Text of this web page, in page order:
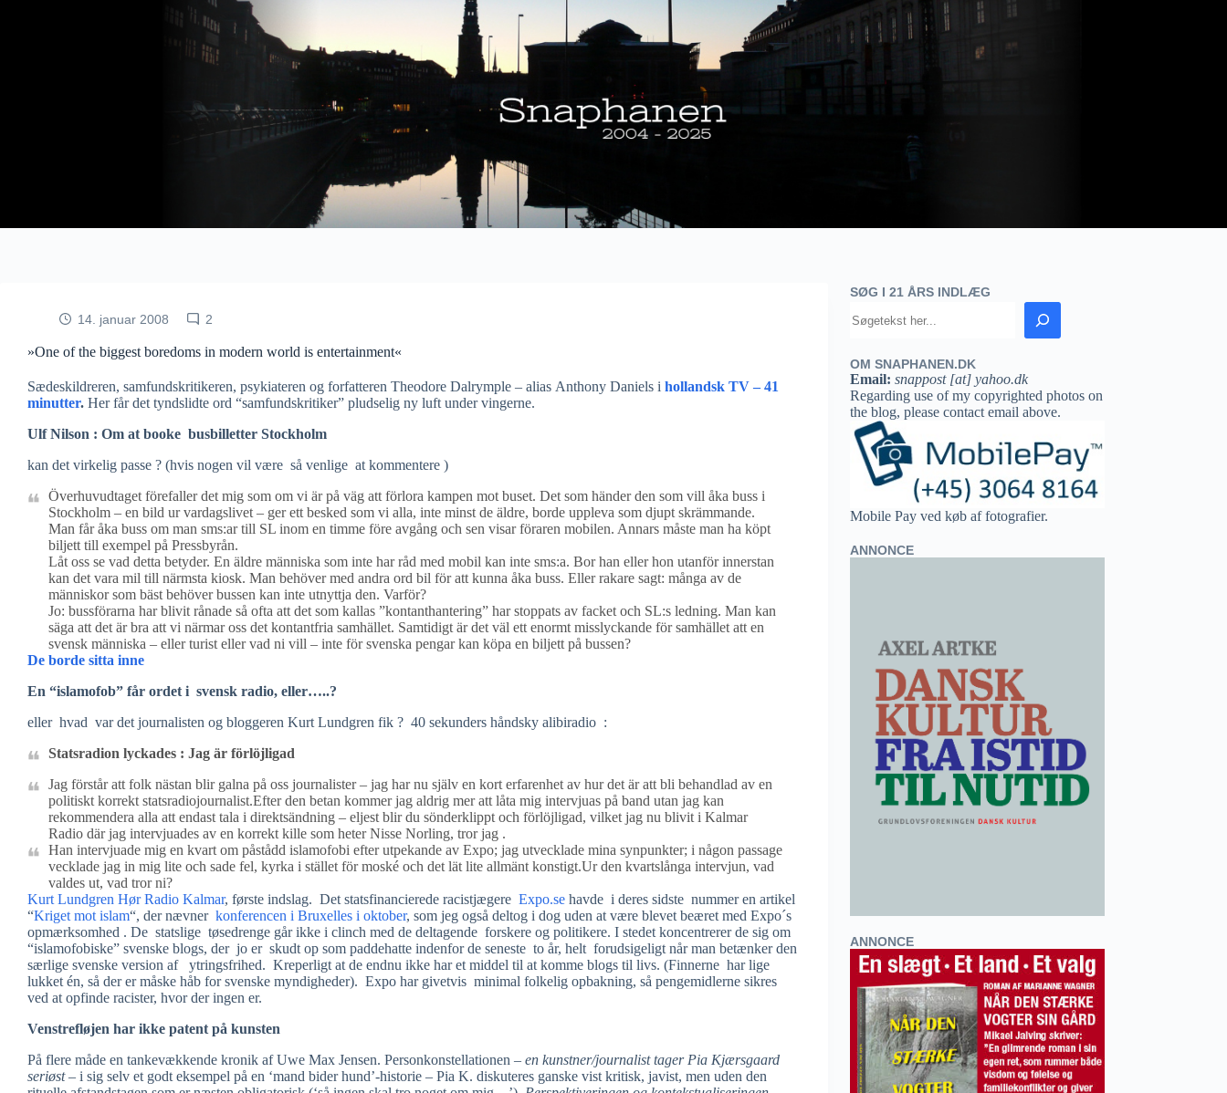
14. januar 2008 2
»One of the biggest boredoms in modern world is entertainment«
Sædeskildreren, samfundskritikeren, psykiateren og forfatteren Theodore Dalrymple – alias Anthony Daniels i hollandsk TV – 41
minutter. Her får det tyndslidte ord “samfundskritiker” pludselig ny luft under vingerne.
Ulf Nilson : Om at booke busbilletter Stockholm
kan det virkelig passe ? (hvis nogen vil være så venlige at kommentere )
Överhuvudtaget förefaller det mig som om vi är på väg att förlora kampen mot buset. Det som händer den som vill åka buss i
Stockholm – en bild ur vardagslivet – ger ett besked som vi alla, inte minst de äldre, borde uppleva som djupt skrämmande.
Man får åka buss om man sms:ar till SL inom en timme före avgång och sen visar föraren mobilen. Annars måste man ha köpt
biljett till exempel på Pressbyrån.
Låt oss se vad detta betyder. En äldre människa som inte har råd med mobil kan inte sms:a. Bor han eller hon utanför innerstan
kan det vara mil till närmsta kiosk. Man behöver med andra ord bil för att kunna åka buss. Eller rakare sagt: många av de
människor som bäst behöver bussen kan inte utnyttja den. Varför?
Jo: bussförarna har blivit rånade så ofta att det som kallas ”kontanthantering” har stoppats av facket och SL:s ledning. Man kan
säga att det är bra att vi närmar oss det kontantfria samhället. Samtidigt är det väl ett enormt misslyckande för samhället att en
svensk människa – eller turist eller vad ni vill – inte för svenska pengar kan köpa en biljett på bussen?
De borde sitta inne
En “islamofob” får ordet i svensk radio, eller…..?
eller hvad var det journalisten og bloggeren Kurt Lundgren fik ? 40 sekunders håndsky alibiradio :
Statsradion lyckades : Jag är förlöjligad
Jag förstår att folk nästan blir galna på oss journalister – jag har nu själv en kort erfarenhet av hur det är att bli behandlad av en
politiskt korrekt statsradiojournalist.Efter den betan kommer jag aldrig mer att låta mig intervjuas på band utan jag kan
rekommendera alla att endast tala i direktsändning – eljest blir du sönderklippt och förlöjligad, vilket jag nu blivit i Kalmar
Radio där jag intervjuades av en korrekt kille som heter Nisse Norling, tror jag .
Han intervjuade mig en kvart om påstådd islamofobi efter utpekande av Expo; jag utvecklade mina synpunkter; i någon passage
vecklade jag in mig lite och sade fel, kyrka i stället för moské och det lät lite allmänt konstigt.Ur den kvartslånga intervjun, vad
valdes ut, vad tror ni?
Kurt Lundgren Hør Radio Kalmar, første indslag. Det statsfinancierede racistjægere Expo.se havde i deres sidste nummer en artikel
“Kriget mot islam“, der nævner konferencen i Bruxelles i oktober, som jeg også deltog i dog uden at være blevet beæret med Expo´s
opmærksomhed . De statslige tøsedrenge går ikke i clinch med de deltagende forskere og politikere. I stedet koncentrerer de sig om
“islamofobiske” svenske blogs, der jo er skudt op som paddehatte indenfor de seneste to år, helt forudsigeligt når man betænker den
særlige svenske version af ytringsfrihed. Kreperligt at de endnu ikke har et middel til at komme blogs til livs. (Finnerne har lige
lukket én, så der er måske håb for svenske myndigheder). Expo har givetvis minimal folkelig opbakning, så pengemidlerne sikres
ved at opfinde racister, hvor der ingen er.
Venstrefløjen har ikke patent på kunsten
På flere måde en tankevækkende kronik af Uwe Max Jensen. Personkonstellationen – en kunstner/journalist tager Pia Kjærsgaard
seriøst – i sig selv et godt eksempel på en ‘mand bider hund’-historie – Pia K. diskuteres ganske vist kritisk, javist, men uden den
SØG I 21 ÅRS INDLÆG
OM SNAPHANEN.DK
Email: snappost [at] yahoo.dk
Regarding use of my copyrighted photos on
the blog, please contact email above.
Mobile Pay ved køb af fotografier.
ANNONCE
ANNONCE